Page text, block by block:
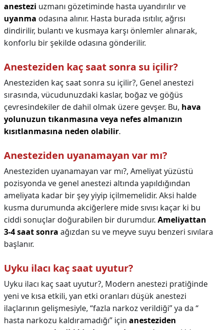
anestezi uzmanı gözetiminde hasta uyandırılır ve
uyanma odasına alınır. Hasta burada ısıtılır, ağrısı
dindirilir, bulantı ve kusmaya karşı önlemler alınarak,
konforlu bir şekilde odasına gönderilir.
Anesteziden kaç saat sonra su içilir?
Anesteziden kaç saat sonra su içilir?, Genel anestezi
sırasında, vücudunuzdaki kaslar, boğaz ve göğüs
çevresindekiler de dahil olmak üzere gevşer. Bu, hava
yolunuzun tıkanmasına veya nefes almanızın
kısıtlanmasına neden olabilir.
Anesteziden uyanamayan var mı?
Anesteziden uyanamayan var mı?, Ameliyat yüzüstü
pozisyonda ve genel anestezi altında yapıldığından
ameliyata kadar bir şey yiyip içilmemelidir. Aksi halde
kusma durumunda akciğerlere mide sıvısı kaçar ki bu
ciddi sonuçlar doğurabilen bir durumdur. Ameliyattan
3-4 saat sonra ağızdan su ve meyve suyu benzeri sıvılara
başlanır.
Uyku ilacı kaç saat uyutur?
Uyku ilacı kaç saat uyutur?, Modern anestezi pratiğinde
yeni ve kısa etkili, yan etki oranları düşük anestezi
ilaçlarının gelişmesiyle, “fazla narkoz verildiği” ya da “
hasta narkozu kaldıramadığı” için anesteziden